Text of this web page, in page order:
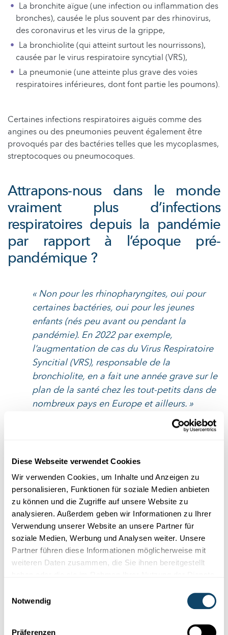
Diese Webseite verwendet Cookies
Wir verwenden Cookies, um Inhalte und Anzeigen zu
personalisieren, Funktionen für soziale Medien anbieten
zu können und die Zugriffe auf unsere Website zu
analysieren. Außerdem geben wir Informationen zu Ihrer
Verwendung unserer Website an unsere Partner für
soziale Medien, Werbung und Analysen weiter. Unsere
Partner führen diese Informationen möglicherweise mit
weiteren Daten zusammen, die Sie ihnen bereitgestellt
Notwendig
Präferenzen
La bronchite aïgue (une infection ou inflammation des
bronches), causée le plus souvent par des rhinovirus,
des coronavirus et les virus de la grippe,
La bronchiolite (qui atteint surtout les nourrissons),
causée par le virus respiratoire syncytial (VRS),
La pneumonie (une atteinte plus grave des voies
respiratoires inférieures, dont font partie les poumons).
Certaines infections respiratoires aiguës comme des
angines ou des pneumonies peuvent également être
provoqués par des bactéries telles que les mycoplasmes,
streptocoques ou pneumocoques.
Attrapons-nous dans le monde
vraiment plus d’infections
respiratoires depuis la pandémie
par rapport à l’époque pré-
pandémique ?
« Non pour les rhinopharyngites, oui pour
certaines bactéries, oui pour les jeunes
enfants (nés peu avant ou pendant la
pandémie). En 2022 par exemple,
l’augmentation de cas du Virus Respiratoire
Syncitial (VRS), responsable de la
bronchiolite, en a fait une année grave sur le
plan de la santé chez les tout-petits dans de
nombreux pays en Europe et ailleurs. »
Joël Mossong, Épidémiologiste
directe entre les statistiques obtenues AVANT la
pandémie et APRÈS la pandémie, pour différentes
raisons, entre autres :
Les programmes de surveillance ont évolué depuis la
pandémie
Plus de tests ont été effectués à la suite de la
pandémie
partout en Europe. Leur rôle est la surveillance
syndromique (NDLR : la collecte et l’analyse de
données aux fins de détection des foyers de